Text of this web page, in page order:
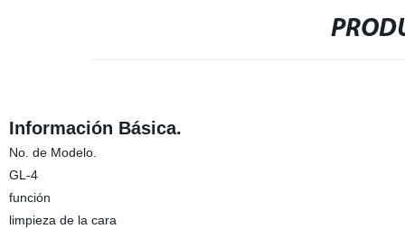
Información Básica.
No. de Modelo.
GL-4
función
limpieza de la cara